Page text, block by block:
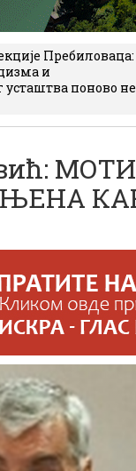
Пребиловаца:
и
поново не